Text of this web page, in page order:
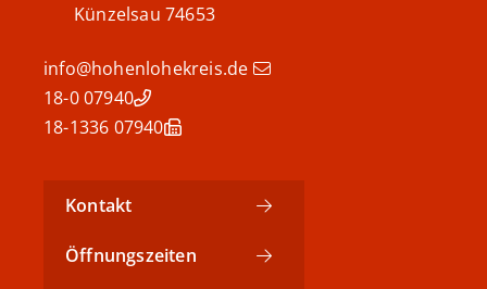
74653
Künzelsau
info@hohenlohekreis.de
07940 18-0
07940 18-1336
Kontakt
Öffnungszeiten